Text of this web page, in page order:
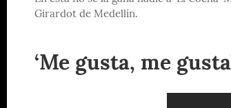
Girardot de Medellín.
‘Me gusta, me